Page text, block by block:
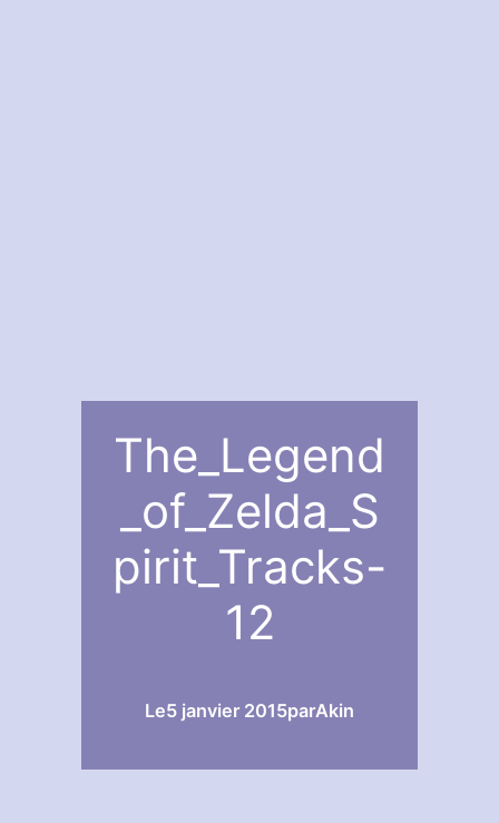
The_Legend
_of_Zelda_S
pirit_Tracks-
12
Le5 janvier 2015parAkin